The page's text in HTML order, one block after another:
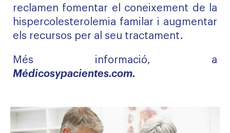
reclamen fomentar el coneixement de la
hispercolesterolemia familar i augmentar
els recursos per al seu tractament.
Més informació, a
Médicosypacientes.com.